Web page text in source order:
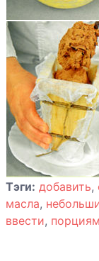
Тэги: добавить,
масла,
ввести,